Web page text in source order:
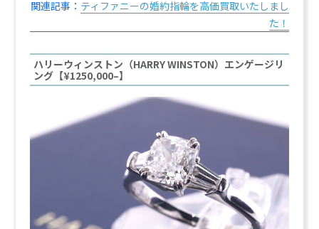
関連記事： ティファニーの婚約指輪を高価買取いたしまし
た！
ハリーウィンストン（HARRY WINSTON）エンゲージリ
ング【¥1250,000–】